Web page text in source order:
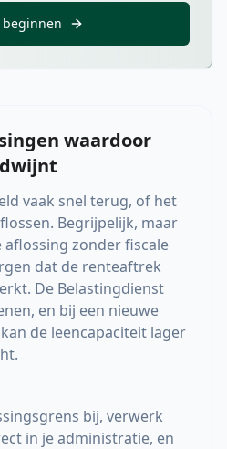
beginnen
waardoor
vaak snel terug, of het
Begrijpelijk, maar
zonder fiscale
dat de renteaftrek
De Belastingdienst
en bij een nieuwe
de leencapaciteit lager
bij, verwerk
in je administratie, en